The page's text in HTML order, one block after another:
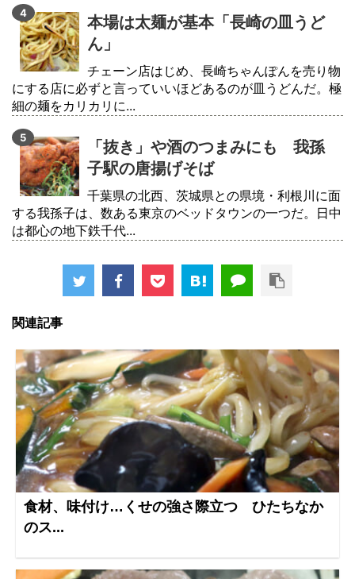
本場は太麺が基本「長崎の皿うど
ん」
チェーン店はじめ、長崎ちゃんぽんを売り物
にする店に必ずと言っていいほどあるのが皿うどんだ。極
細の麺をカリカリに...
「抜き」や酒のつまみにも 我孫
子駅の唐揚げそば
千葉県の北西、茨城県との県境・利根川に面
する我孫子は、数ある東京のベッドタウンの一つだ。日中
は都心の地下鉄千代...
関連記事
食材、味付け…くせの強さ際立つ ひたちなか
のス...